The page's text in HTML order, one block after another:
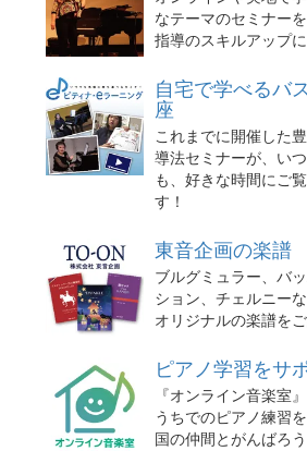
なテーマのセミナー
指導のスキルアップに
自宅で学べるバ
座
これまでに開催した
導法セミナーが、い
も、好きな時間にご
す！
東音企画の楽譜
ブルグミュラー、バ
ション、チェルニー
オリジナルの楽譜をご
ピアノ学習をサ
『オンライン音楽室
うちでのピアノ練習
国の仲間とがんばろう